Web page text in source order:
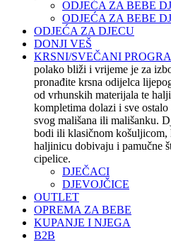
ODJEĆA ZA BEBE
ODJEĆA ZA BEBE
ODJEĆA ZA DJECU
DONJI VEŠ
KRSNI/SVEČANI
polako bliži i vrijeme je za
pronađite krsna odijelca
od vrhunskih materijala te
kompletima dolazi i sve
svog mališana ili mališanku.
bodi ili klasičnom
haljinicu dobivaju i pamučne
cipelice.
DJEČACI
DJEVOJČICE
OUTLET
OPREMA ZA BEBE
KUPANJE I NJEGA
B2B